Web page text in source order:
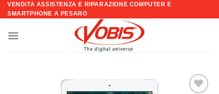
Salta
ai
VENDITA ASSISTENZA E RIPARAZIONE COMPUTER E
SMARTPHONE A PESARO